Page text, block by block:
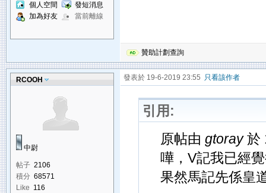
個人空間
發短消息
加為好友
當前離線
贊助計劃查詢
RCOOH
中尉
帖子 2106
積分 68571
Like 116
發表於 19-6-2019 23:55 只看該作者
引用:
原帖由 gtoray於
嘩，V記我已經
果然馬記先係皇